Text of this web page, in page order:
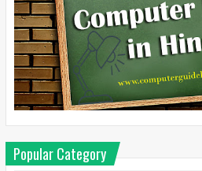
Popular Category